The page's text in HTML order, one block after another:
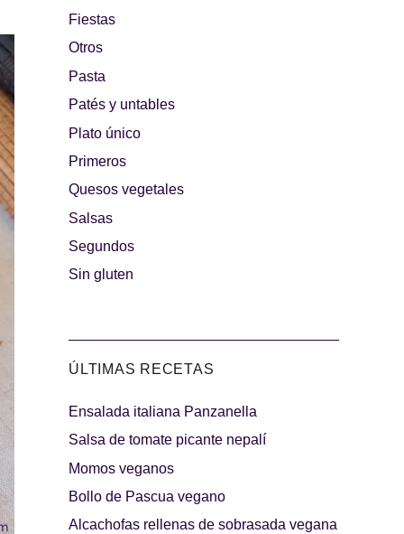
Los más dulces
Días de fiesta
Fiestas
Otros
Pasta
Patés y untables
Plato único
Primeros
Quesos vegetales
Salsas
Segundos
Sin gluten
ÚLTIMAS RECETAS
Ensalada italiana Panzanella
Salsa de tomate picante nepalí
Momos veganos
Bollo de Pascua vegano
Alcachofas rellenas de sobrasada vegana